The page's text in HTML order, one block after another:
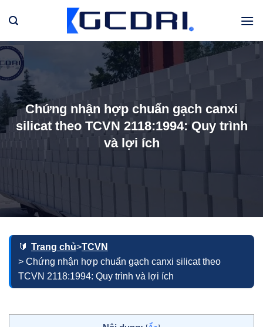
qua
dung
Chứng nhận hợp chuẩn gạch canxi
silicat theo TCVN 2118:1994: Quy trình
và lợi ích
Trang chủ>TCVN
> Chứng nhận hợp chuẩn gạch canxi silicat theo
TCVN 2118:1994: Quy trình và lợi ích